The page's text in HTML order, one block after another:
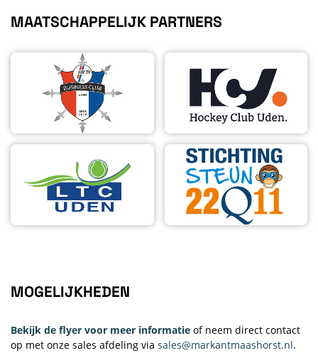
MAATSCHAPPELIJK PARTNERS
MOGELIJKHEDEN
Bekijk de flyer voor meer informatie of neem direct contact
op met onze sales afdeling via sales@markantmaashorst.nl.